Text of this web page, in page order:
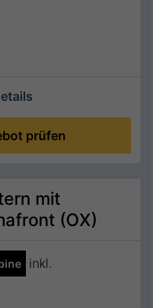
prüfen
mit
(OX)
inkl.